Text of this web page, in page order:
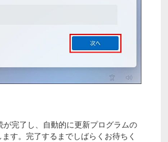
が完了し、自動的に更新プログラムの
す。完了するまでしばらくお待ちく